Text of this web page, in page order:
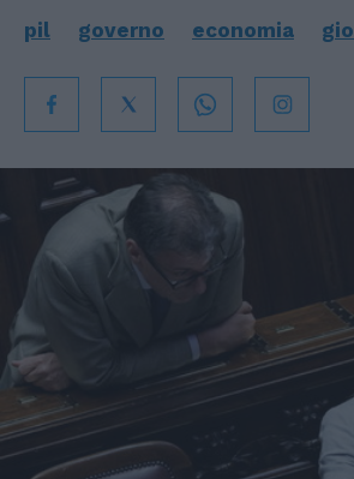
pil governo economia